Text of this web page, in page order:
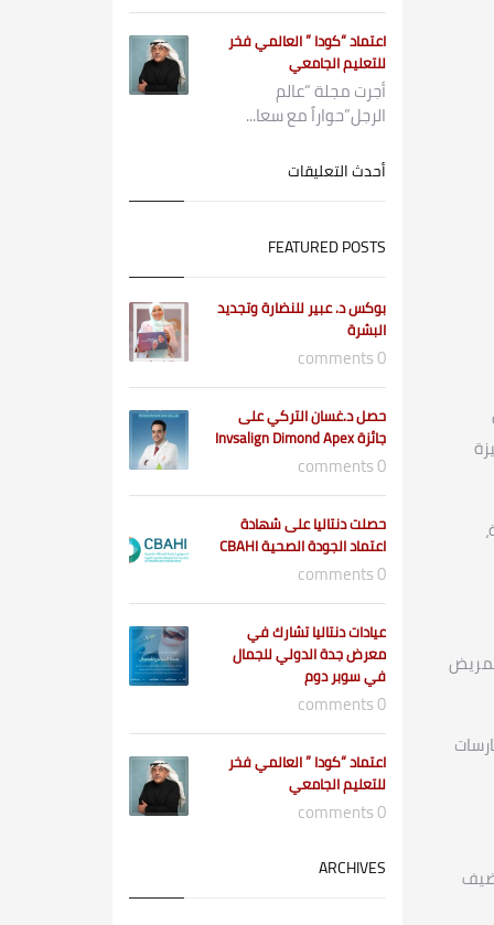
اعتماد “كودا ” العالمي فخر
للتعليم الجامعي
أجرت مجلة “عالم
الرجل”حواراً مع سعا...
أحدث التعليقات
FEATURED POSTS
بوكس د. عبير للنضارة وتجديد
البشرة
0 comments
حصل د.غسان التركي على
جائزة Invsalign Dimond Apex
0 comments
حصلت دنتاليا على شهادة
اعتماد الجودة الصحية CBAHI
0 comments
عيادات دنتاليا تشارك في
معرض جدة الدولي للجمال
في سوبر دوم
0 comments
اعتماد “كودا ” العالمي فخر
للتعليم الجامعي
0 comments
ARCHIVES